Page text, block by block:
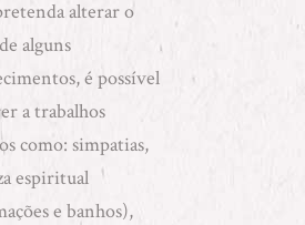
alterar o
alguns
é possível
a trabalhos
como: simpatias,
espiritual
e banhos),